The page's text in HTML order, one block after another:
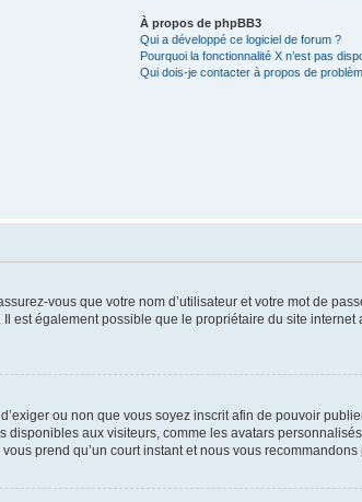
À propos de phpBB3
Qui a développé ce logiciel de forum ?
Pourquoi la fonctionnalité X n’est pas
Qui dois-je contacter à propos de
vous que votre nom d’utilisateur et votre mot de
également possible que le propriétaire du site internet
ou non que vous soyez inscrit afin de pouvoir
aux visiteurs, comme les avatars
prend qu’un court instant et nous vous